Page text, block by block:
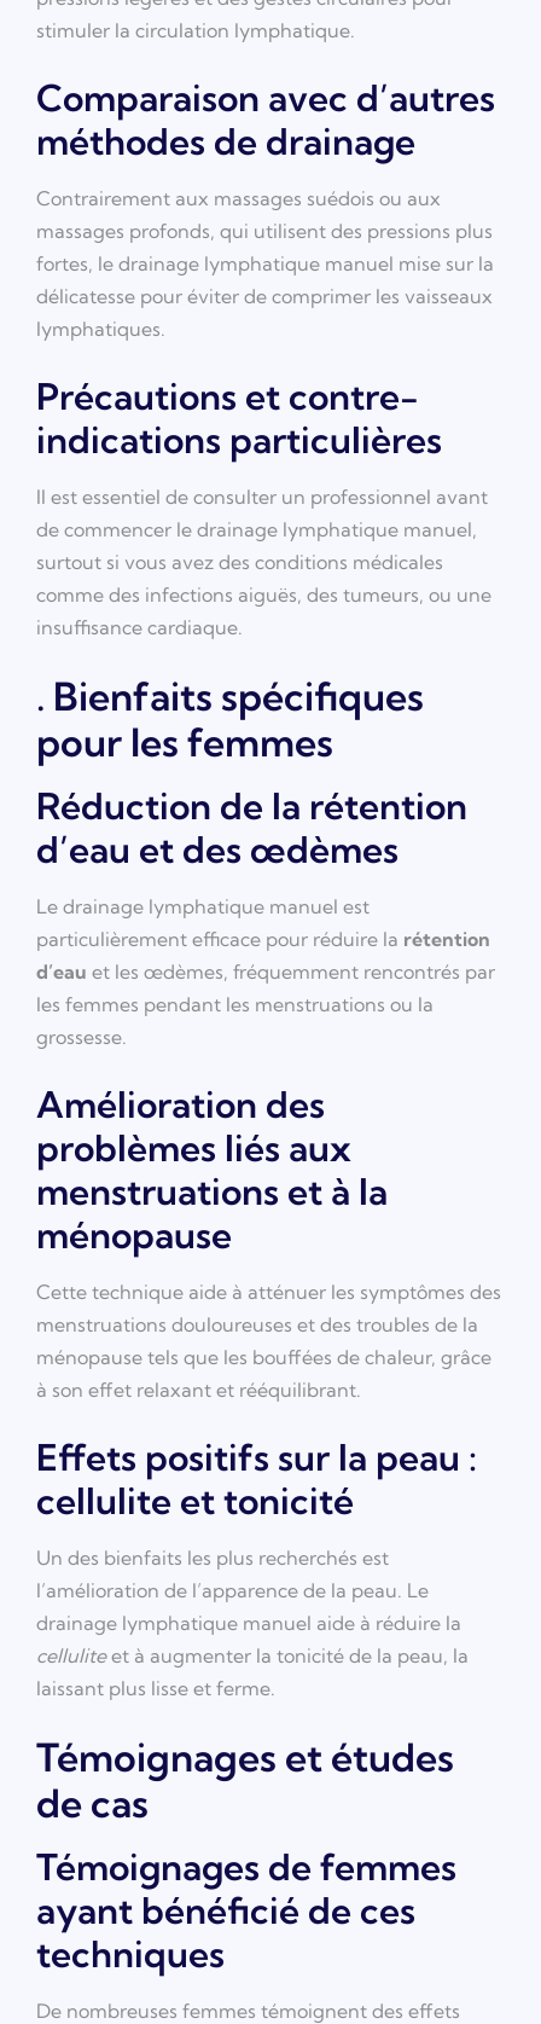
stimuler la circulation lymphatique.
Comparaison avec d’autres
méthodes de drainage
Contrairement aux massages suédois ou aux
massages profonds, qui utilisent des pressions plus
fortes, le drainage lymphatique manuel mise sur la
délicatesse pour éviter de comprimer les vaisseaux
lymphatiques.
Précautions et contre-
indications particulières
Il est essentiel de consulter un professionnel avant
de commencer le drainage lymphatique manuel,
surtout si vous avez des conditions médicales
comme des infections aiguës, des tumeurs, ou une
insuffisance cardiaque.
. Bienfaits spécifiques
pour les femmes
Réduction de la rétention
d’eau et des œdèmes
Le drainage lymphatique manuel est
particulièrement efficace pour réduire la rétention
d’eau et les œdèmes, fréquemment rencontrés par
les femmes pendant les menstruations ou la
grossesse.
Amélioration des
problèmes liés aux
menstruations et à la
ménopause
Cette technique aide à atténuer les symptômes des
menstruations douloureuses et des troubles de la
ménopause tels que les bouffées de chaleur, grâce
à son effet relaxant et rééquilibrant.
Effets positifs sur la peau :
cellulite et tonicité
Un des bienfaits les plus recherchés est
l’amélioration de l’apparence de la peau. Le
drainage lymphatique manuel aide à réduire la
celluliteet à augmenter la tonicité de la peau, la
laissant plus lisse et ferme.
Témoignages et études
de cas
Témoignages de femmes
ayant bénéficié de ces
techniques
De nombreuses femmes témoignent des effets